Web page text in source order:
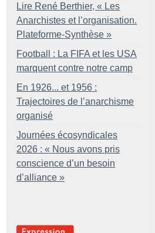
Lire René Berthier, « Les
Anarchistes et l’organisation.
Plateforme-Synthèse »
Football : La FIFA et les USA
marquent contre notre camp
En 1926... et 1956 :
Trajectoires de l’anarchisme
organisé
Journées écosyndicales
2026 : « Nous avons pris
conscience d’un besoin
d’alliance »